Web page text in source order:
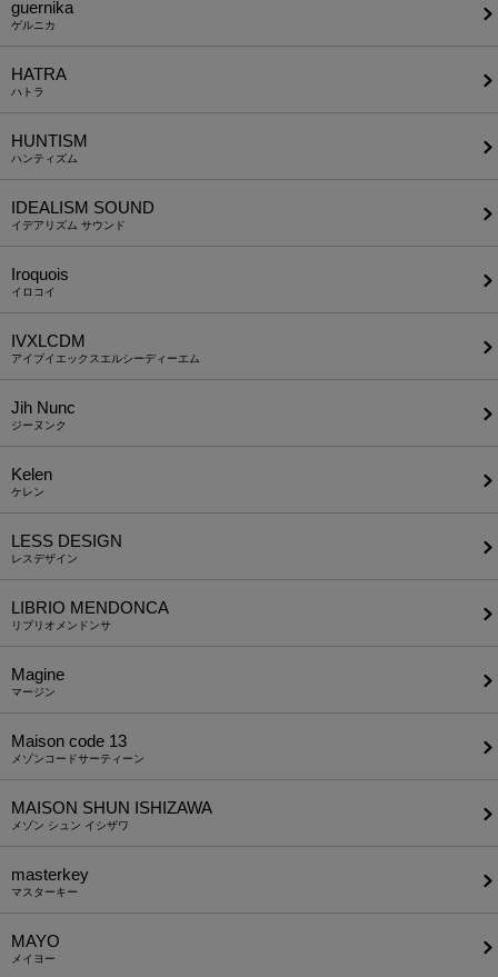
guernika
ゲルニカ
HATRA
ハトラ
HUNTISM
ハンティズム
IDEALISM SOUND
イデアリズム サウンド
Iroquois
イロコイ
IVXLCDM
アイブイエックスエルシーディーエム
Jih Nunc
ジーヌンク
Kelen
ケレン
LESS DESIGN
レスデザイン
LIBRIO MENDONCA
リブリオメンドンサ
Magine
マージン
Maison code 13
メゾンコードサーティーン
MAISON SHUN ISHIZAWA
メゾン シュン イシザワ
masterkey
マスターキー
MAYO
メイヨー